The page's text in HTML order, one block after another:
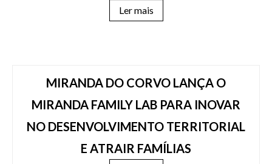
Ler mais
MIRANDA DO CORVO LANÇA O
MIRANDA FAMILY LAB PARA INOVAR
NO DESENVOLVIMENTO TERRITORIAL
E ATRAIR FAMÍLIAS